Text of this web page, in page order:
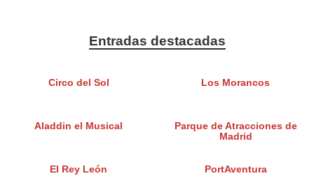
Entradas destacadas
Circo del Sol Los Morancos
Aladdin el Musical
Parque de Atracciones de
Madrid
El Rey León PortAventura